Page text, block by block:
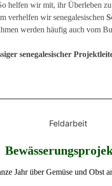
helfen wir mit, ihr Überleben
verhelfen wir senegalesischen
werden häufig auch vom
senegalesischer
Jahr über Gemüse und Obst